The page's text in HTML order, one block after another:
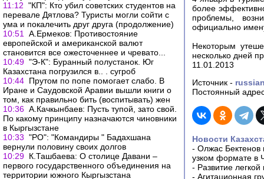
11:12 "КП": Кто убил советских студентов на
перевале Дятлова? Туристы могли сойти с
ума и покалечить друг друга (продолжение)
10:51
А.Ермеков: Противостояние
европейской и американской валют
становится все ожесточеннее и чревато...
10:49 "Э-К": Буранный полустанок. Юг
Казахстана погрузился в.. . сугроб
10:44 Прутом по попе помогает слабо. В
Иране и Саудовской Аравии вышли книги о
том, как правильно бить (воспитывать) жен
10:36 А.Качкынбаев: Пусть тупой, зато свой.
По какому принципу назначаются чиновники
в Кыргызстане
10:33 "РО": "Командиры " Бадахшана
вернули половину своих долгов
10:29 К.Ташбаева: О столице Давани –
первого государственного объединения на
территории южного Кыргызстана
более
проблемы,
официально
Некоторым
несколько дней
11.01.2013
Источник -
Постоянный
Новости
- Олжас Бектенов
узком формате в
- Развитие
- Агитационная